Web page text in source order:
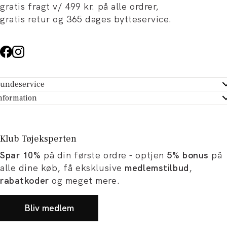
gratis fragt v/ 499 kr. på alle ordrer,
gratis retur og 365 dages bytteservice.
- Hjælpecenter
dit køb
Tøjeksperten
og artikler
og karriere
Klub Tøjeksperten
Spar 10% på din første ordre - optjen 5% bonus på
alle dine køb, få eksklusive medlemstilbud,
rabatkoder og meget mere.
Bliv medlem